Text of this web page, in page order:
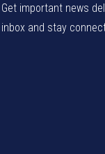
Get important news
inbox and stay